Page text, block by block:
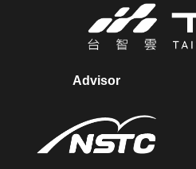
另
開
Advisor
另
開